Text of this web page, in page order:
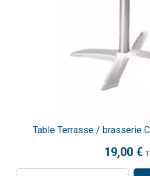
Table Terrasse / brasserie
19,00 €